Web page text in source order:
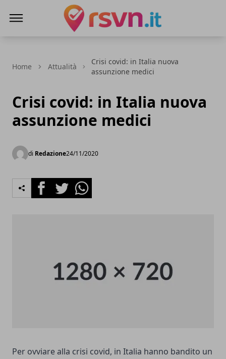
Home Attualità
Crisi covid: in Italia nuova
assunzione medici
Crisi covid: in Italia nuova
assunzione medici
di Redazione24/11/2020
FacebookTwitterWhatsapp
Per ovviare alla crisi covid, in Italia hanno bandito un